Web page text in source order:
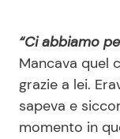
“Ci abbiamo
Mancava quel
grazie a lei.
sapeva e
momento in